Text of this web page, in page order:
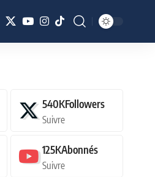
540KFollowers
Suivre
125KAbonnés
Suivre